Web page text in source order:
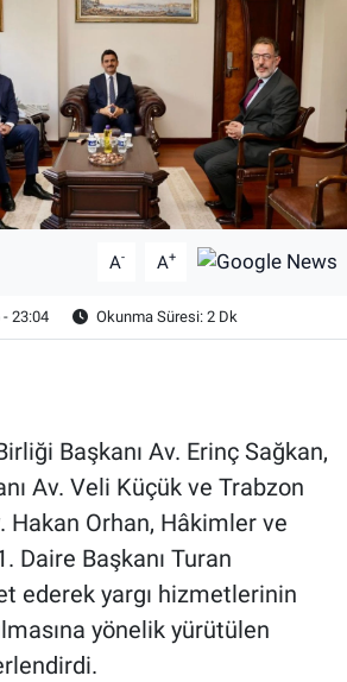
A- A+
23:04 Okunma Süresi: 2 Dk
Başkanı Av. Erinç Sağkan,
Av. Veli Küçük ve Trabzon
Hakan Orhan, Hâkimler ve
Daire Başkanı Turan
ederek yargı hizmetlerinin
yönelik yürütülen